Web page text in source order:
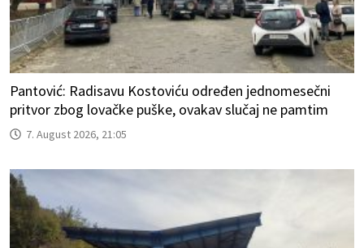
Pantović: Radisavu Kostoviću određen jednomesečni
pritvor zbog lovačke puške, ovakav slučaj ne pamtim
7. August 2026, 21:05